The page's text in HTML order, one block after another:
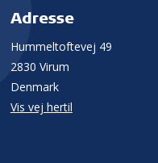
Adresse
Hummeltoftevej 49
2830 Virum
Denmark
Vis vej hertil